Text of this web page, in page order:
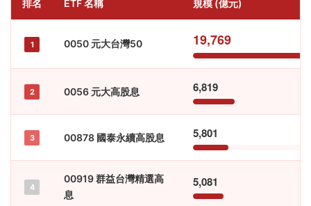
排名 ETF 名稱 規模 (億元)
1 0050 元大台灣50 19,769
2 0056 元大高股息 6,819
3 00878 國泰永續高股息 5,801
4
00919 群益台灣精選高
息
5,081